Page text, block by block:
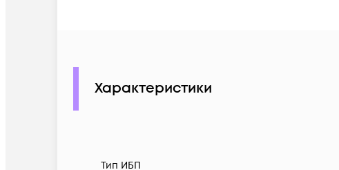
Характеристики
Тип ИБП